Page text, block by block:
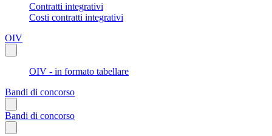
Contratti integrativi
Costi contratti integrativi
OIV
OIV - in formato tabellare
Bandi di concorso
Bandi di concorso